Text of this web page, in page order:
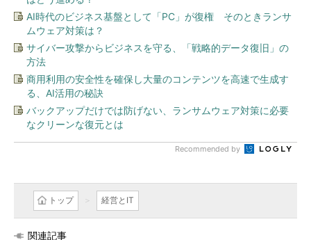
AI時代のビジネス基盤として「PC」が復権 そのときランサ
ムウェア対策は？
サイバー攻撃からビジネスを守る、「戦略的データ復旧」の
方法
商用利用の安全性を確保し大量のコンテンツを高速で生成す
る、AI活用の秘訣
バックアップだけでは防げない、ランサムウェア対策に必要
なクリーンな復元とは
Recommended by
トップ 経営とIT
関連記事